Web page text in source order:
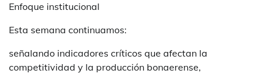
Enfoque institucional
Esta semana continuamos:
señalando indicadores críticos que afectan la
competitividad y la producción bonaerense,